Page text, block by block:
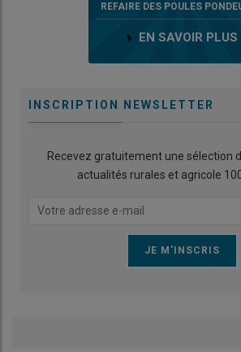
REFAIRE DES POULES
EN SAVOIR PLUS
INSCRIPTION NEWSLETTER
Recevez gratuitement une sélection
actualités rurales et agricole